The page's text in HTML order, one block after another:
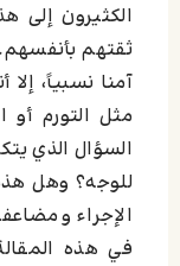
الكثيرون إلى
ثقتهم بأنفسهم.
آمنا نسبياً،
مثل التورم أو
السؤال الذي
للوجه؟ وهل
الإجراء و
في هذه